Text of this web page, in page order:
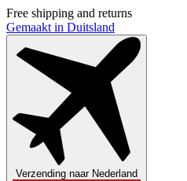
Free shipping and returns
Gemaakt in Duitsland
Verzending naarNederland